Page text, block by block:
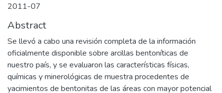
2011-07
Abstract
Se llevó a cabo una revisión completa de la información
oficialmente disponible sobre arcillas bentoníticas de
nuestro país, y se evaluaron las características físicas,
químicas y minerológicas de muestra procedentes de
yacimientos de bentonitas de las áreas con mayor potencial